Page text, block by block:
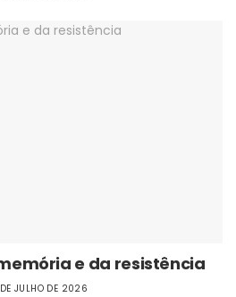
e da resistência
JULHO DE 2026